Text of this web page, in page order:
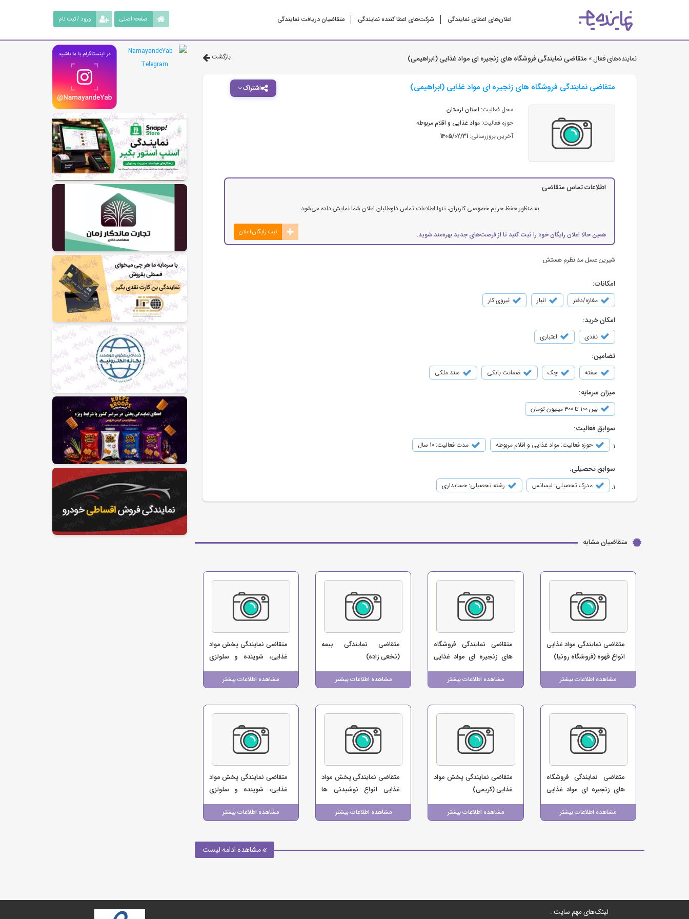
اعلان‌های اعطای نمایندگی شرکت‌‌های اعطا کننده نمایندگی متقاضیان دریافت نمایندگی ورود / ثبت نام صفحه اصلی
نماینده‌های فعال » متقاضی نمایندگی فروشگاه های زنجیره ای مواد غذایی (ابراهیمی) بازگشت
اشتراک متقاضی نمایندگی فروشگاه های زنجیره ای مواد غذایی (ابراهیمی)
محل فعالیت: استان لرستان
حوزه فعالیت: مواد غذایی و اقلام مربوطه
آخرین بروزرسانی: 1405/02/31
اطلاعات تماس متقاضی
به منظور حفظ حریم خصوصی کاربران، تنها اطلاعات تماس داوطلبان اعلان شما نمایش داده می‌شود.
همین حالا اعلان رایگان خود را ثبت کنید تا از فرصت‌های جدید بهره‌مند شوید. ثبت رایگان اعلان
شیرین عسل مد نظرم هستش
امکانات:
مغازه/دفتر انبار نیروی کار
امکان خرید:
نقدی اعتباری
تضامین:
سفته چک ضمانت بانکی سند ملکی
میزان سرمایه:
بین ۱۰۰ تا ۳۰۰ میلیون تومان
سوابق فعالیت:
حوزه فعالیت: مواد غذایی و اقلام مربوطه مدت فعالیت: 10 سال
سوابق تحصیلی:
مدرک تحصیلی: لیسانس رشته تحصیلی: حسابداری
متقاضیان مشابه
مشاهده اطلاعات بیشتر
متقاضی نمایندگی مواد غذایی
انواع قهوه (فروشگاه رونیا)
مشاهده اطلاعات بیشتر
متقاضی نمایندگی فروشگاه
های زنجیره ای مواد غذایی
(فروشگاه ایلام مارکت)
مشاهده اطلاعات بیشتر
متقاضی نمایندگی بیمه
(نخعی زاده)
مشاهده اطلاعات بیشتر
متقاضی نمایندگی پخش مواد
غذایی، شوینده و سلولزی
(صالحی)
مشاهده اطلاعات بیشتر
متقاضی نمایندگی فروشگاه
های زنجیره ای مواد غذایی
(بابایی)
مشاهده اطلاعات بیشتر
متقاضی نمایندگی پخش مواد
غذایی (کریمی)
مشاهده اطلاعات بیشتر
متقاضی نمایندگی پخش مواد
غذایی انواع نوشیدنی ها
(نصرتی)
مشاهده اطلاعات بیشتر
متقاضی نمایندگی پخش مواد
غذایی، شوینده و سلولزی
(شرکت پخش مهدا تجارت
رسامهر)
مشاهده ادامه لیست
لینک‌های مهم سایت :